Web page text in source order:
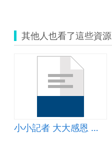
其他人也看了這些資源
小小記者 大大感恩 學習單